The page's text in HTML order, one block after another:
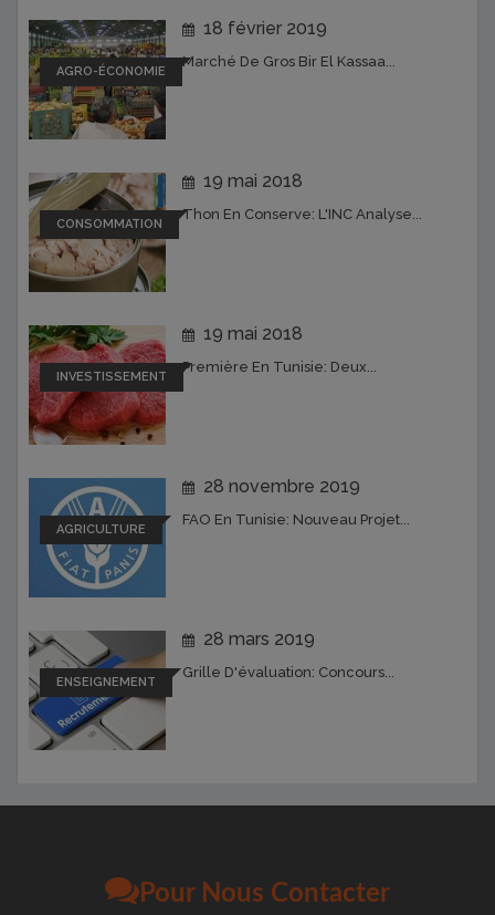
AGRO-ÉCONOMIE
18 février 2019
Marché De Gros Bir El Kassaa...
CONSOMMATION
19 mai 2018
Thon En Conserve: L'INC Analyse...
INVESTISSEMENT
19 mai 2018
Première En Tunisie: Deux...
AGRICULTURE
28 novembre 2019
FAO En Tunisie: Nouveau Projet...
ENSEIGNEMENT
28 mars 2019
Grille D'évaluation: Concours...
Pour Nous Contacter